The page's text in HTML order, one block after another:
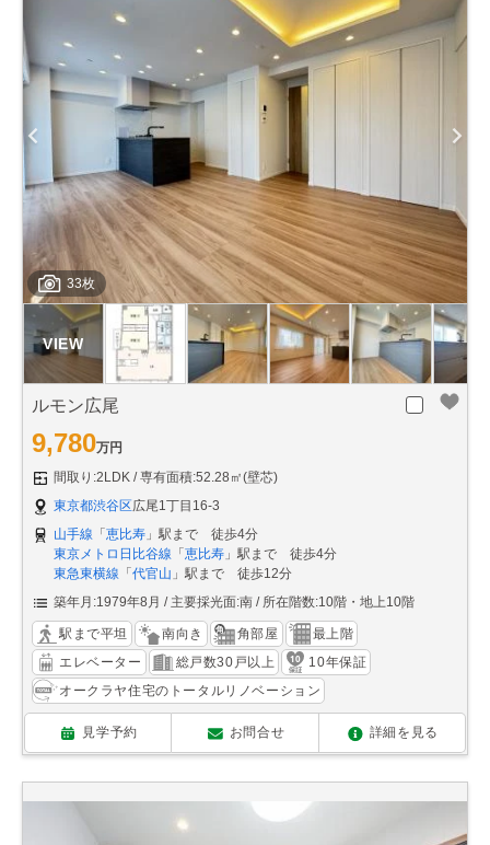
33枚
ルモン広尾
9,780万円
間取り:2LDK
専有面積:52.28㎡(壁芯)
東京都渋谷区広尾1丁目16-3
山手線 「 恵比寿 」駅まで 徒歩4分
東京メトロ日比谷線 「 恵比寿 」駅まで 徒歩4分
東急東横線 「 代官山 」駅まで 徒歩12分
築年月:1979年8月
主要採光面:南 所在階数:10階・地上10階
駅まで平坦 南向き 角部屋
最上階
エレベーター
総戸数30戸以上
10年保証
オークラヤ住宅のトータルリノベーション
見学予約 お問合せ 詳細を見る